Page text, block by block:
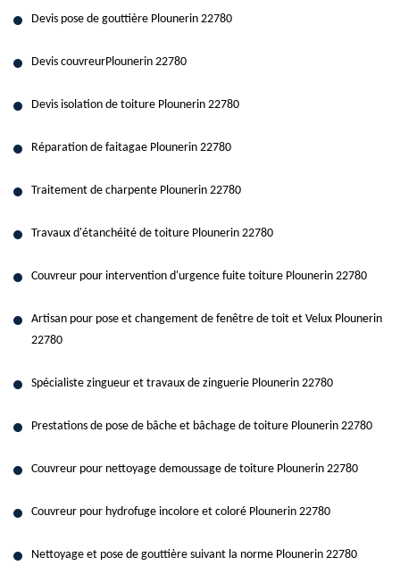
Devis pose de gouttière Plounerin 22780
Devis couvreurPlounerin 22780
Devis isolation de toiture Plounerin 22780
Réparation de faitagae Plounerin 22780
Traitement de charpente Plounerin 22780
Travaux d'étanchéité de toiture Plounerin 22780
Couvreur pour intervention d'urgence fuite toiture Plounerin 22780
Artisan pour pose et changement de fenêtre de toit et Velux Plounerin
22780
Spécialiste zingueur et travaux de zinguerie Plounerin 22780
Prestations de pose de bâche et bâchage de toiture Plounerin 22780
Couvreur pour nettoyage demoussage de toiture Plounerin 22780
Couvreur pour hydrofuge incolore et coloré Plounerin 22780
Nettoyage et pose de gouttière suivant la norme Plounerin 22780